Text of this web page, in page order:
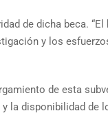
de dicha beca.
y los
de esta
la disponibilidad